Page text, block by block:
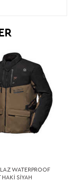
WATERPROOF
HAKİ SİYAH